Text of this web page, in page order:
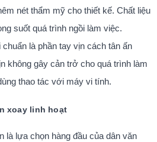
nét thẩm mỹ cho thiết kế. Chất liệu
suốt quá trình ngồi làm việc.
là phần tay vịn cách tân ấn
không gây cản trở cho quá trình làm
thao tác với máy vi tính.
xoay linh hoạt
là lựa chọn hàng đầu của dân văn